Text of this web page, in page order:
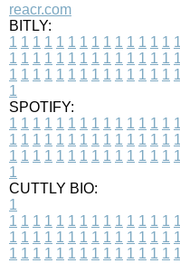
reacr.com
BITLY:
1 1 1 1 1 1 1 1 1 1 1 1 1 1 1
1 1 1 1 1 1 1 1 1 1 1 1 1 1 1
1 1 1 1 1 1 1 1 1 1 1 1 1 1 1
1
SPOTIFY:
1 1 1 1 1 1 1 1 1 1 1 1 1 1 1
1 1 1 1 1 1 1 1 1 1 1 1 1 1 1
1 1 1 1 1 1 1 1 1 1 1 1 1 1 1
1
CUTTLY BIO:
1
1 1 1 1 1 1 1 1 1 1 1 1 1 1 1
1 1 1 1 1 1 1 1 1 1 1 1 1 1 1
1 1 1 1 1 1 1 1 1 1 1 1 1 1 1